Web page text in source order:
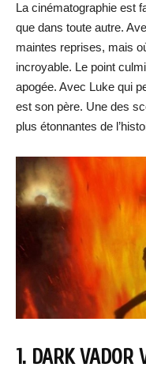
La cinématographie est
que dans toute autre.
maintes reprises, mais
incroyable. Le point
apogée. Avec Luke qui
est son père. Une des
plus étonnantes de
1. DARK VADOR